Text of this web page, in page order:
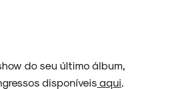
do seu último álbum,
disponíveisaqui